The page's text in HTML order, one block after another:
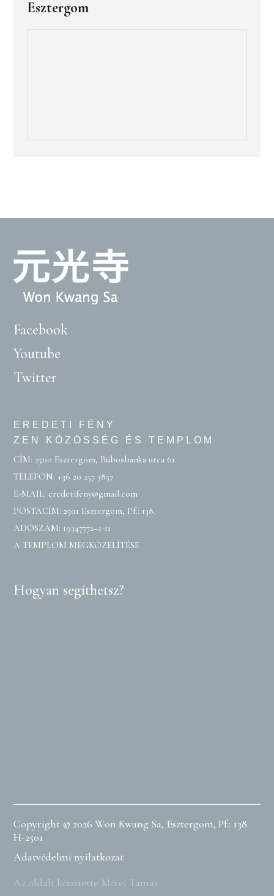
Esztergom
Facebook
Youtube
Twitter
EREDETI FÉNY
ZEN KÖZÖSSÉG ÉS TEMPLOM
CÍM: 2500 Esztergom, Búbosbanka utca 61.
TELEFON:+36 20 257 3857
E-MAIL: eredetifeny@gmail.com
POSTACÍM: 2501 Esztergom, Pf.: 138.
ADÓSZÁM: 19347772–1-11
A TEMPLOM MEGKÖZELÍTÉSE
Hogyan segíthetsz?
Copyright © 2026 Won Kwang Sa, Esztergom, Pf.: 138.
H-2501
Adatvédelmi nyilatkozat
Az oldalt készítette Mérei Tamás